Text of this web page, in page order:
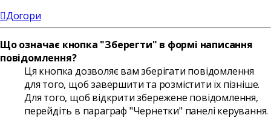
Догори
Що означає кнопка "Зберегти" в формі написання
повідомлення?
Ця кнопка дозволяє вам зберігати повідомлення
для того, щоб завершити та розмістити їх пізніше.
Для того, щоб відкрити збережене повідомлення,
перейдіть в параграф "Чернетки" панелі керування.